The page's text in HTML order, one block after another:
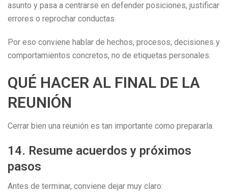
asunto y pasa a centrarse en defender posiciones, justificar
errores o reprochar conductas.
Por eso conviene hablar de hechos, procesos, decisiones y
comportamientos concretos, no de etiquetas personales.
QUÉ HACER AL FINAL DE LA
REUNIÓN
Cerrar bien una reunión es tan importante como prepararla.
14. Resume acuerdos y próximos
pasos
Antes de terminar, conviene dejar muy claro: